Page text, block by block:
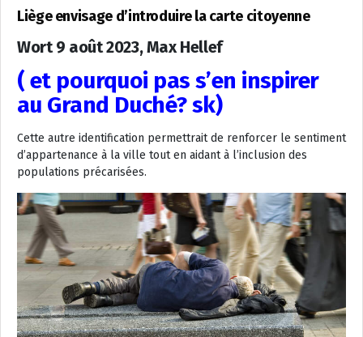
Liège envisage d’introduire la carte citoyenne
Wort 9 août 2023, Max Hellef
( et pourquoi pas s’en inspirer
au Grand Duché? sk)
Cette autre identification permettrait de renforcer le sentiment
d’appartenance à la ville tout en aidant à l’inclusion des
populations précarisées.